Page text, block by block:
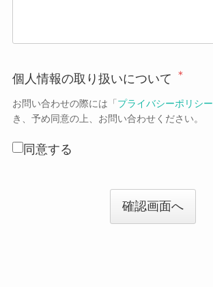
個人情報の取り扱いについて ＊
お問い合わせの際には「 プライバシーポリシー
き、予め同意の上、お問い合わせください。
同意する
確認画面へ